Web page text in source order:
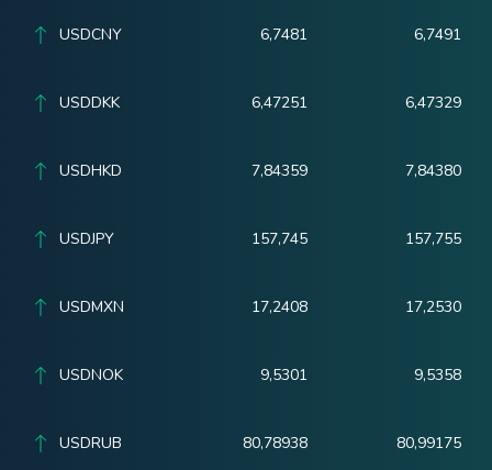
USDCNY 6,7481 6,7491
USDDKK 6,47251 6,47329
USDHKD 7,84359 7,84380
USDJPY 157,745 157,755
USDMXN 17,2408 17,2530
USDNOK 9,5301 9,5358
USDRUB 80,78938 80,99175